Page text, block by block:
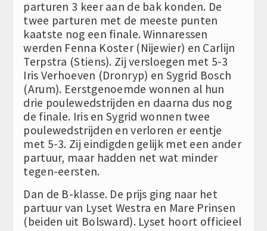
parturen 3 keer aan de bak konden. De
twee parturen met de meeste punten
kaatste nog een finale. Winnaressen
werden Fenna Koster (Nijewier) en Carlijn
Terpstra (Stiens). Zij versloegen met 5-3
Iris Verhoeven (Dronryp) en Sygrid Bosch
(Arum). Eerstgenoemde wonnen al hun
drie poulewedstrijden en daarna dus nog
de finale. Iris en Sygrid wonnen twee
poulewedstrijden en verloren er eentje
met 5-3. Zij eindigden gelijk met een ander
partuur, maar hadden net wat minder
tegen-eersten.
Dan de B-klasse. De prijs ging naar het
partuur van Lyset Westra en Mare Prinsen
(beiden uit Bolsward). Lyset hoort officieel